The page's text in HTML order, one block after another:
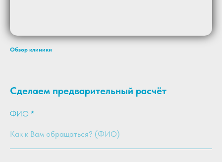
Обзор клиники
Сделаем предварительный расчёт
ФИО *